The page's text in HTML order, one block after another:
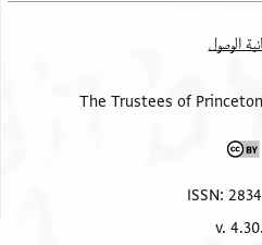
الوصول
ISSN:
v.